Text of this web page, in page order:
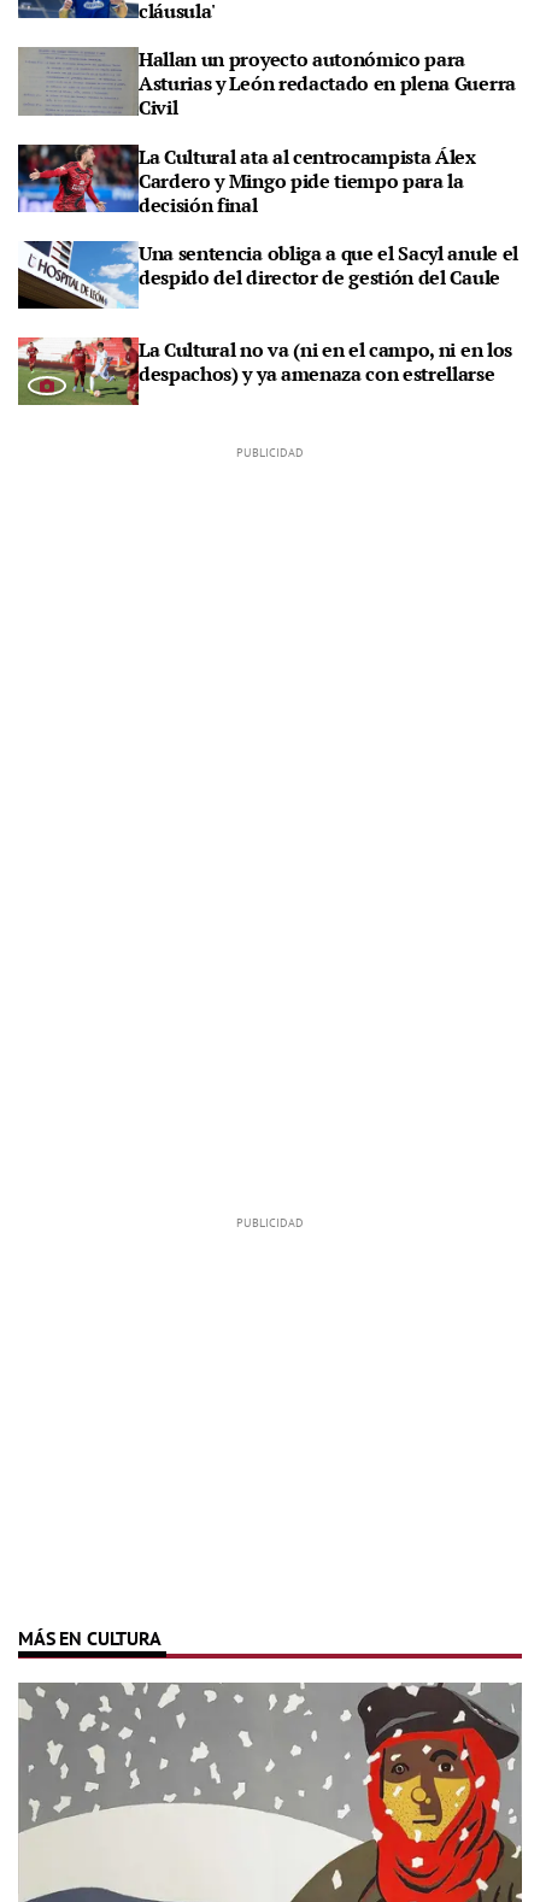
cláusula'
Hallan un proyecto autonómico para
Asturias y León redactado en plena Guerra
Civil
La Cultural ata al centrocampista Álex
Cardero y Mingo pide tiempo para la
decisión final
Una sentencia obliga a que el Sacyl anule el
despido del director de gestión del Caule
La Cultural no va (ni en el campo, ni en los
despachos) y ya amenaza con estrellarse
MÁS EN CULTURA